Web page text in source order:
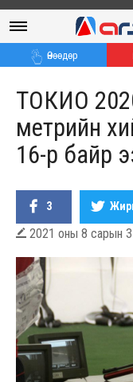
Өнөөдөр
ТОКИО
метрийн
16-р байр
3
 2021 оны 8 сарын